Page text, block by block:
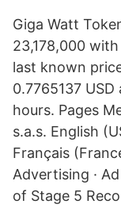
Giga Watt
23,178,000
last known
0.7765137
hours. Pages
s.a.s. English
Français
Advertising ·
of Stage 5